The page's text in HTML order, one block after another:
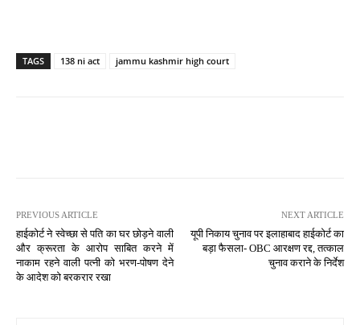
TAGS 138 ni act jammu kashmir high court
PREVIOUS ARTICLE
हाईकोर्ट ने स्वेच्छा से पति का घर छोड़ने वाली
और क्रूरता के आरोप साबित करने में
नाकाम रहने वाली पत्नी को भरण-पोषण देने
के आदेश को बरकरार रखा
NEXT ARTICLE
यूपी निकाय चुनाव पर इलाहाबाद हाईकोर्ट का
बड़ा फैसला- OBC आरक्षण रद्द, तत्काल
चुनाव कराने के निर्देश